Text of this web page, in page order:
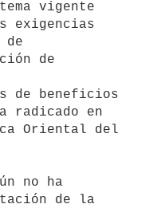
vigente
exigencias
de
de beneficios
radicado en
Oriental del
no ha
de la